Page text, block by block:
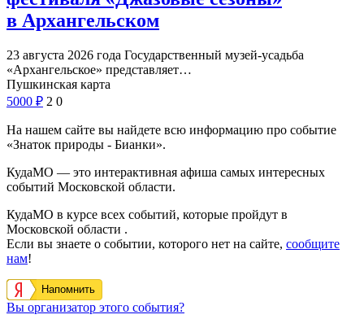
в Архангельском
23 августа 2026 года Государственный музей-усадьба
«Архангельское» представляет…
Пушкинская карта
5000 ₽ 2 0
На нашем сайте вы найдете всю информацию про событие
«Знаток природы - Бианки».
КудаМО — это интерактивная афиша самых интересных
событий Московской области.
КудаМО в курсе всех событий, которые пройдут в
Московской области .
Если вы знаете о событии, которого нет на сайте, сообщите
нам!
Напомнить
Вы организатор этого события?